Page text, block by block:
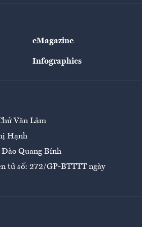
Giải trí
eMagazine
Infographics
Văn Lâm
Hạnh
Đào Quang Bính
tử số: 272/GP-BTTTT ngày